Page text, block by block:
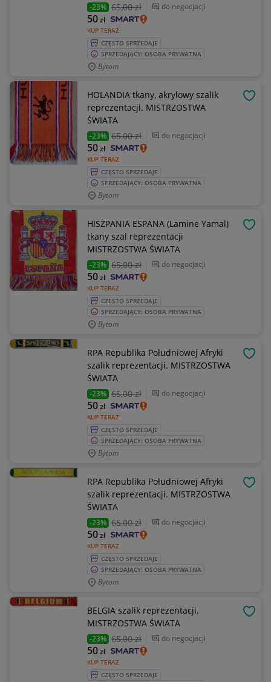
-23% 65,00 zł do negocjacji
KUP TERAZ
50zł
CZĘSTO SPRZEDAJE
SPRZEDAJĄCY: OSOBA PRYWATNA
Bytom
HOLANDIA tkany, akrylowy szalik
reprezentacji. MISTRZOSTWA
ŚWIATA
-23% 65,00 zł do negocjacji
KUP TERAZ
50zł
CZĘSTO SPRZEDAJE
SPRZEDAJĄCY: OSOBA PRYWATNA
Bytom
HISZPANIA ESPANA (Lamine Yamal)
tkany szal reprezentacji
MISTRZOSTWA ŚWIATA
-23% 65,00 zł do negocjacji
KUP TERAZ
50zł
CZĘSTO SPRZEDAJE
SPRZEDAJĄCY: OSOBA PRYWATNA
Bytom
RPA Republika Południowej Afryki
szalik reprezentacji. MISTRZOSTWA
ŚWIATA
-23% 65,00 zł do negocjacji
KUP TERAZ
50zł
CZĘSTO SPRZEDAJE
SPRZEDAJĄCY: OSOBA PRYWATNA
Bytom
RPA Republika Południowej Afryki
szalik reprezentacji. MISTRZOSTWA
ŚWIATA
-23% 65,00 zł do negocjacji
KUP TERAZ
50zł
CZĘSTO SPRZEDAJE
SPRZEDAJĄCY: OSOBA PRYWATNA
Bytom
BELGIA szalik reprezentacji.
MISTRZOSTWA ŚWIATA
-23% 65,00 zł do negocjacji
KUP TERAZ
50zł
CZĘSTO SPRZEDAJE